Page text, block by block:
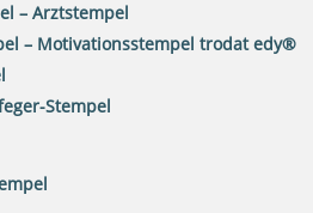
– Arztstempel
– Motivationsstempel trodat edy®
Stempel